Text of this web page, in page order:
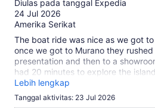
10
Diulas pada tanggal Expedia
24 Jul 2026
Amerika Serikat
The boat ride was nice as we got
once we got to Murano they
presentation and then to a
had 20 minutes to explore the
were boring
Lebih lengkap
Tanggal aktivitas: 23 Jul 2026